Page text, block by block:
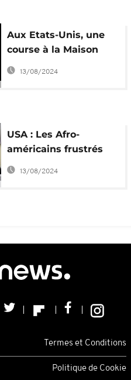
Aux Etats-Unis, une
course à la Maison
Blanche dominée par
la Covid-19
13/08/2024
USA : Les Afro-
américains frustrés
par le débat Trump-
Biden
13/08/2024
Termes et Conditions
Politique de Cookie